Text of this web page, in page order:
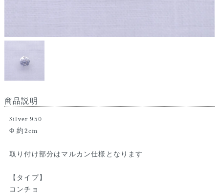
商品説明
Silver 950
Φ 約2cm
取り付け部分はマルカン仕様となります
【タイプ】
コンチョ